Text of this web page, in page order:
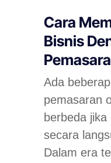
Cara
Bisnis
Ada
pemasaran
berbeda
secara
Dalam era